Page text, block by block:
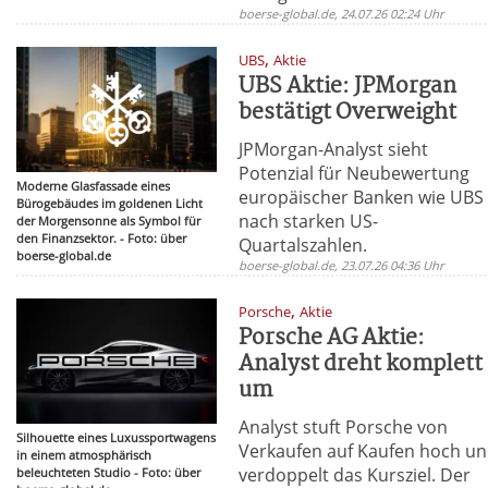
boerse-global.de, 24.07.26 02:24 Uhr
Moderne Glasfassade eines
Bürogebäudes im goldenen Licht
der Morgensonne als Symbol für
den Finanzsektor. - Foto: über
boerse-global.de
UBS,Aktie
UBS Aktie: JPMorgan
bestätigt Overweight
JPMorgan-Analyst sieht
Potenzial für Neubewertung
europäischer Banken wie UBS
nach starken US-
Quartalszahlen.
boerse-global.de, 23.07.26 04:36 Uhr
Silhouette eines Luxussportwagens
in einem atmosphärisch
beleuchteten Studio - Foto: über
Porsche,Aktie
Porsche AG Aktie:
Analyst dreht komplett
um
Analyst stuft Porsche von
Verkaufen auf Kaufen hoch
verdoppelt das Kursziel. Der